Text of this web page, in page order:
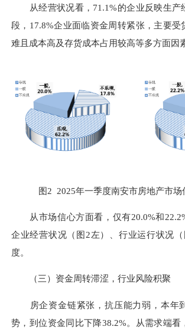
从经营状况看，71.1%的企业反映生产
段，17.8%企业面临资金周转紧张，主要受
难且成本高及存货成本占用较高等多方面因
图2 2025年一季度南安市房地产市场
从市场信心方面看，仅有20.0%和
企业经营状况（图2左）、行业运行状况
度。
（三）资金周转滞涩，行业风险积聚
房企资金链紧张，抗压能力弱，本年
势，到位资金同比下降38.2%。从需求端看